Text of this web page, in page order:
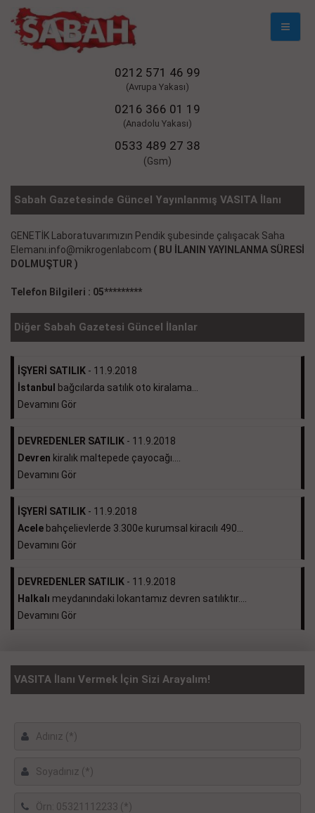
Mobil
0212 571 46 99
(Avrupa Yakası)
0216 366 01 19
(Anadolu Yakası)
0533 489 27 38
(Gsm)
Sabah Gazetesinde Güncel Yayınlanmış VASITA İlanı
GENETİK Laboratuvarımızın Pendik şubesinde çalışacak Saha
Elemanı.info@mikrogenlabcom ( BU İLANIN YAYINLANMA SÜRESİ
DOLMUŞTUR )
Telefon Bilgileri : 05*********
Diğer Sabah Gazetesi Güncel İlanlar
İŞYERİ SATILIK - 11.9.2018
İstanbul
bağcılarda satılık oto kiralama...
Devamını Gör
DEVREDENLER SATILIK - 11.9.2018
Devren kiralık maltepede çayocağı....
Devamını Gör
İŞYERİ SATILIK - 11.9.2018
Acele bahçelievlerde 3.300e kurumsal kiracılı 490...
Devamını Gör
DEVREDENLER SATILIK - 11.9.2018
Halkalı meydanındaki lokantamız devren satılıktır....
Devamını Gör
VASITA İlanı Vermek İçin Sizi Arayalım!